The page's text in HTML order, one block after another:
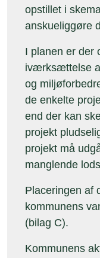
opstillet i
anskueliggøre
I planen er der
iværksættelse
og
de enkelte
end der kan
projekt
projekt må
manglende
Placeringen af
kommunens
(bilag C).
Kommunens